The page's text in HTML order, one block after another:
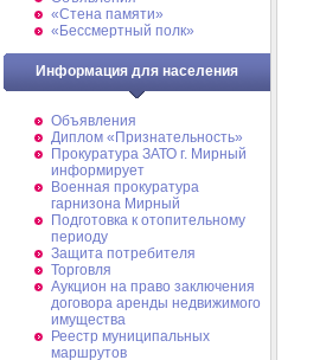
«Стена памяти»
«Бессмертный полк»
Информация для населения
Объявления
Диплом «Признательность»
Прокуратура ЗАТО г. Мирный
информирует
Военная прокуратура
гарнизона Мирный
Подготовка к отопительному
периоду
Защита потребителя
Торговля
Аукцион на право заключения
договора аренды недвижимого
имущества
Реестр муниципальных
маршрутов